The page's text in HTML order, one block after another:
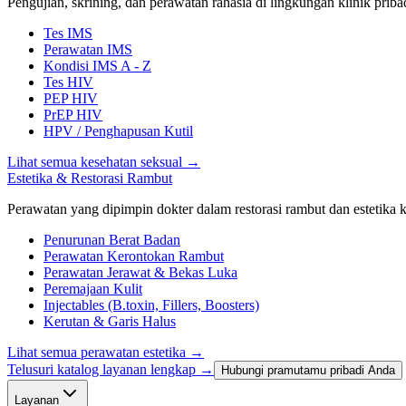
Tes IMS
Perawatan IMS
Kondisi IMS A - Z
Tes HIV
PEP HIV
PrEP HIV
HPV / Penghapusan Kutil
Lihat semua kesehatan seksual →
Estetika & Restorasi Rambut
Perawatan yang dipimpin dokter dalam restorasi rambut dan estetika
Penurunan Berat Badan
Perawatan Kerontokan Rambut
Perawatan Jerawat & Bekas Luka
Peremajaan Kulit
Injectables (B.toxin, Fillers, Boosters)
Kerutan & Garis Halus
Lihat semua perawatan estetika →
Telusuri katalog layanan lengkap →
Hubungi pramutamu pribadi Anda
Layanan